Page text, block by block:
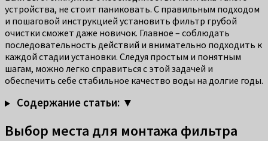
устройства, не стоит паниковать. С правильным подходом
и пошаговой инструкцией установить фильтр грубой
очистки сможет даже новичок. Главное – соблюдать
последовательность действий и внимательно подходить к
каждой стадии установки. Следуя простым и понятным
шагам, можно легко справиться с этой задачей и
обеспечить себе стабильное качество воды на долгие годы.
Содержание статьи: ▼
Выбор места для монтажа фильтра